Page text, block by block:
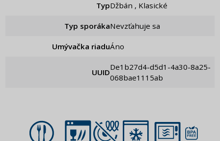
Typ Džbán , Klasické
Typ sporáka Nevzťahuje sa
Umývačka riadu Áno
UUID
de1b27d4-d5d1-4a30-8a25-
068bae1115ab